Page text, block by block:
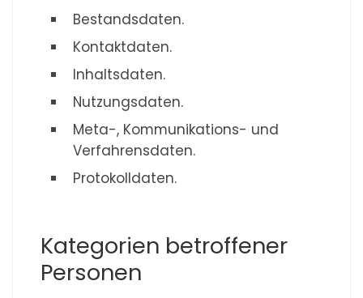
Bestandsdaten.
Kontaktdaten.
Inhaltsdaten.
Nutzungsdaten.
Meta-, Kommunikations- und
Verfahrensdaten.
Protokolldaten.
Kategorien betroffener
Personen